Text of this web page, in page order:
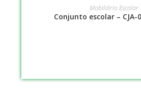
LEIA MAIS
Mobiliário Escolar
Conjunto escolar – CJA-